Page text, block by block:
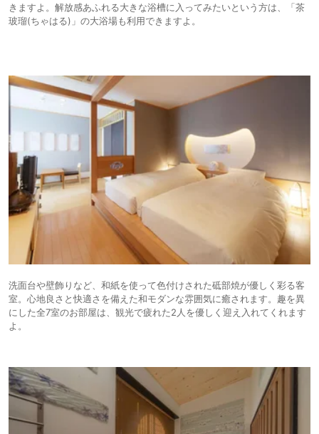
きますよ。解放感あふれる大きな浴槽に入ってみたいという方は、「茶
玻瑠(ちゃはる)」の大浴場も利用できますよ。
洗面台や壁飾りなど、和紙を使って色付けされた砥部焼が優しく彩る客
室。心地良さと快適さを備えた和モダンな雰囲気に癒されます。趣を異
にした全7室のお部屋は、観光で疲れた2人を優しく迎え入れてくれます
よ。